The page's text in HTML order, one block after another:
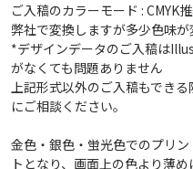
ご入稿のカラーモード : CMYK
弊社で変換しますが多少色味が
*デザインデータのご入稿は
がなくても問題ありません
上記形式以外のご入稿もでき
にご相談ください。
金色・銀色・蛍光色でのプリ
トとなり、画面上の色より薄め